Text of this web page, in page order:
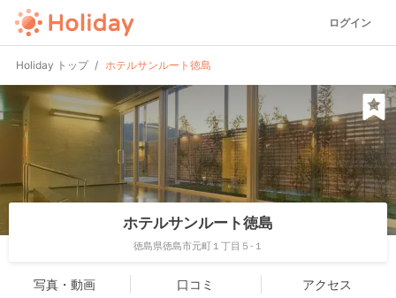
ログイン
Holiday トップ ホテルサンルート徳島
ホテルサンルート徳島
徳島県徳島市元町１丁目５-１
写真・動画 口コミ アクセス